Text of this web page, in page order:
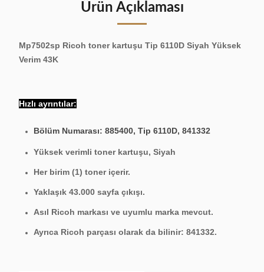
Ürün Açıklaması
Mp7502sp Ricoh toner kartuşu Tip 6110D Siyah Yüksek
Verim 43K
Hızlı ayrıntılar:
Bölüm Numarası: 885400, Tip 6110D, 841332
Yüksek verimli toner kartuşu, Siyah
Her birim (1) toner içerir.
Yaklaşık 43.000 sayfa çıkışı.
Asıl Ricoh markası ve uyumlu marka mevcut.
Ayrıca Ricoh parçası olarak da bilinir: 841332.